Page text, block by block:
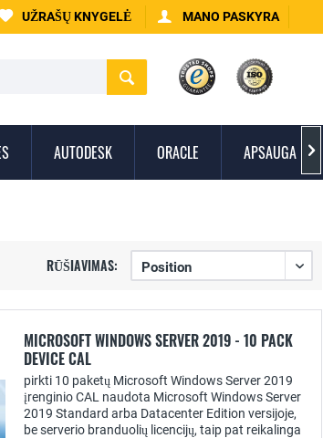
UŽRAŠŲ KNYGELĖ MANO PASKYRA
AUTODESK ORACLE APSAUGA 
RŪŠIAVIMAS:
MICROSOFT WINDOWS SERVER 2019 - 10 PACK
DEVICE CAL
pirkti 10 paketų Microsoft Windows Server 2019
įrenginio CAL naudota Microsoft Windows Server
2019 Standard arba Datacenter Edition versijoje,
be serverio branduolių licencijų, taip pat reikalinga